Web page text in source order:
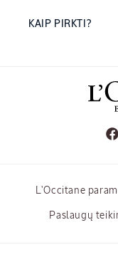
KAIP PIRKTI?
L'Occitane
Paslaugų